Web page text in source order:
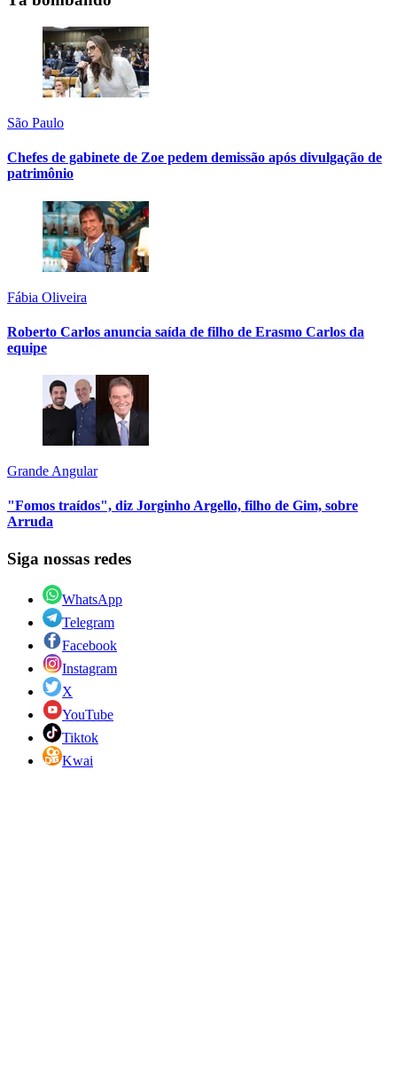
São Paulo
Chefes de gabinete de Zoe pedem demissão após divulgação de
patrimônio
Fábia Oliveira
Roberto Carlos anuncia saída de filho de Erasmo Carlos da
equipe
Grande Angular
"Fomos traídos", diz Jorginho Argello, filho de Gim, sobre
Arruda
Siga nossas redes
WhatsApp
Telegram
Facebook
Instagram
X
YouTube
Tiktok
Kwai